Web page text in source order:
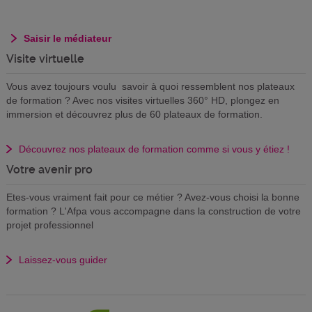
Saisir le médiateur
Visite virtuelle
Vous avez toujours voulu savoir à quoi ressemblent nos plateaux
de formation ? Avec nos visites virtuelles 360° HD, plongez en
immersion et découvrez plus de 60 plateaux de formation.
Découvrez nos plateaux de formation comme si vous y étiez !
Votre avenir pro
Etes-vous vraiment fait pour ce métier ? Avez-vous choisi la bonne
formation ? L'Afpa vous accompagne dans la construction de votre
projet professionnel
Laissez-vous guider